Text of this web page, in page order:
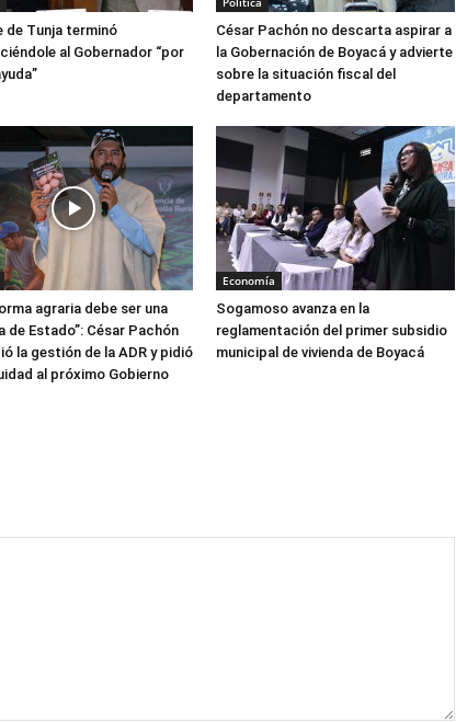
de Tunja terminó
al Gobernador “por
César Pachón no descarta aspirar a
la Gobernación de Boyacá y advierte
sobre la situación fiscal del
departamento
agraria debe ser una
de Estado”: César Pachón
la gestión de la ADR y pidió
al próximo Gobierno
Economía
Sogamoso avanza en la
reglamentación del primer subsidio
municipal de vivienda de Boyacá